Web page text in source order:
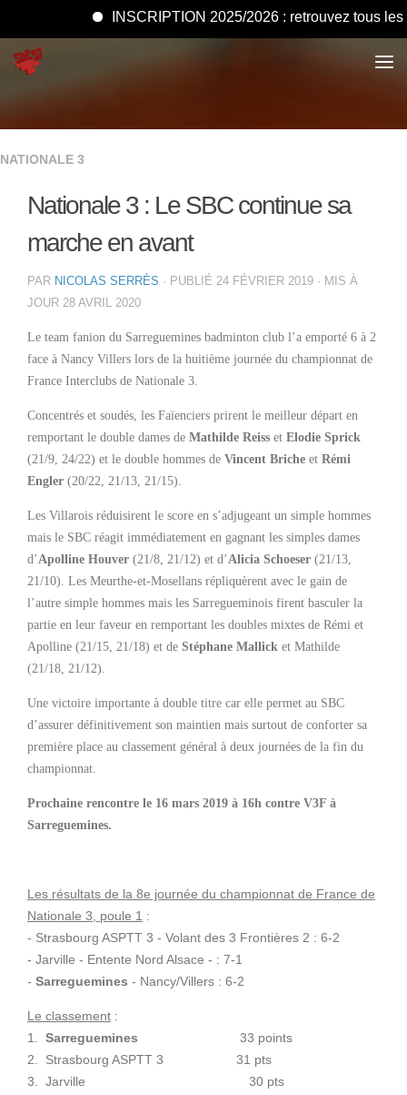
INSCRIPTION 2025/2026 : retrouvez tous les
NATIONALE 3
Nationale 3 : Le SBC continue sa
marche en avant
PAR NICOLAS SERRÈS · PUBLIÉ 24 FÉVRIER 2019 · MIS À
JOUR 28 AVRIL 2020
Le team fanion du Sarreguemines badminton club l’a emporté 6 à 2
face à Nancy Villers lors de la huitième journée du championnat de
France Interclubs de Nationale 3.
Concentrés et soudés, les Faïenciers prirent le meilleur départ en
remportant le double dames de Mathilde Reiss et Elodie Sprick
(21/9, 24/22) et le double hommes de Vincent Briche et Rémi
Engler (20/22, 21/13, 21/15).
Les Villarois réduisirent le score en s’adjugeant un simple hommes
mais le SBC réagit immédiatement en gagnant les simples dames
d’Apolline Houver (21/8, 21/12) et d’Alicia Schoeser (21/13,
21/10). Les Meurthe-et-Mosellans répliquèrent avec le gain de
l’autre simple hommes mais les Sarregueminois firent basculer la
partie en leur faveur en remportant les doubles mixtes de Rémi et
Apolline (21/15, 21/18) et de Stéphane Mallick et Mathilde
(21/18, 21/12).
Une victoire importante à double titre car elle permet au SBC
d’assurer définitivement son maintien mais surtout de conforter sa
première place au classement général à deux journées de la fin du
championnat.
Prochaine rencontre le 16 mars 2019 à 16h contre V3F à
Sarreguemines.
Les résultats de la 8e journée du championnat de France de
Nationale 3, poule 1 :
- Strasbourg ASPTT 3 - Volant des 3 Frontières 2 : 6-2
- Jarville - Entente Nord Alsace - : 7-1
- Sarreguemines - Nancy/Villers : 6-2
Le classement :
1. Sarreguemines 33 points
2. Strasbourg ASPTT 3 31 pts
3. Jarville 30 pts